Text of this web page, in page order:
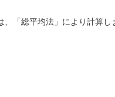
「総平均法」により計算し